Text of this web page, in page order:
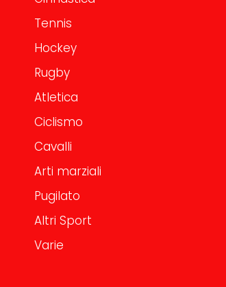
Tennis
Hockey
Rugby
Atletica
Ciclismo
Cavalli
Arti marziali
Pugilato
Altri Sport
Varie